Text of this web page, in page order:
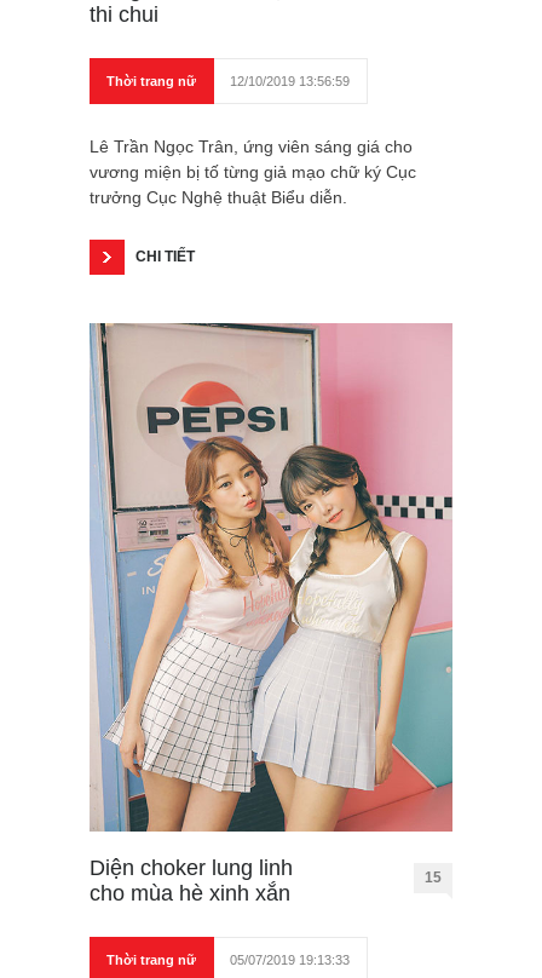
thi chui
Thời trang nữ 12/10/2019 13:56:59
Lê Trần Ngọc Trân, ứng viên sáng giá cho
vương miện bị tố từng giả mạo chữ ký Cục
trưởng Cục Nghệ thuật Biểu diễn.
CHI TIẾT
Diện choker lung linh
cho mùa hè xinh xắn
15
Thời trang nữ 05/07/2019 19:13:33